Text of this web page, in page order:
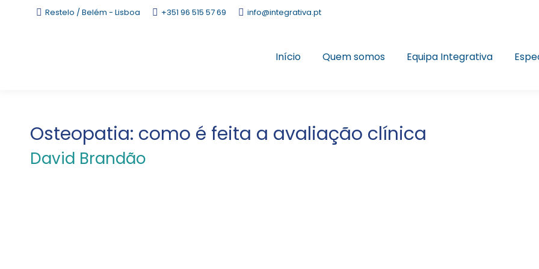
Restelo / Belém - Lisboa +351 96 515 57 69 info@integrativa.pt
Início Quem somos Equipa Integrativa
Osteopatia: como é feita a avaliação clínica
David Brandão